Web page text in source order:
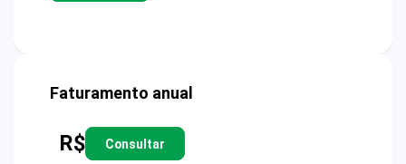
Faturamento anual
R$ Consultar